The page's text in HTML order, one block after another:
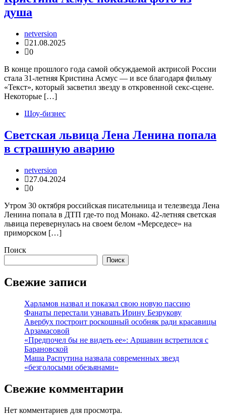
душа
netversion
21.08.2025
0
В конце прошлого года самой обсуждаемой актрисой России
стала 31-летняя Кристина Асмус — и все благодаря фильму
«Текст», который засветил звезду в откровенной секс-сцене.
Некоторые […]
Шоу-бизнес
Светская львица Лена Ленина попала
в страшную аварию
netversion
27.04.2024
0
Утром 30 октября российская писательница и телезвезда Лена
Ленина попала в ДТП где-то под Монако. 42-летняя светская
львица перевернулась на своем белом «Мерседесе» на
приморском […]
Поиск
Поиск
Свежие записи
Харламов назвал и показал свою новую пассию
Фанаты перестали узнавать Ирину Безрукову
Авербух построит роскошный особняк ради красавицы
Арзамасовой
«Предпочел бы не видеть ее»: Аршавин встретился с
Барановской
Маша Распутина назвала современных звезд
«безголосыми обезьянами»
Свежие комментарии
Нет комментариев для просмотра.